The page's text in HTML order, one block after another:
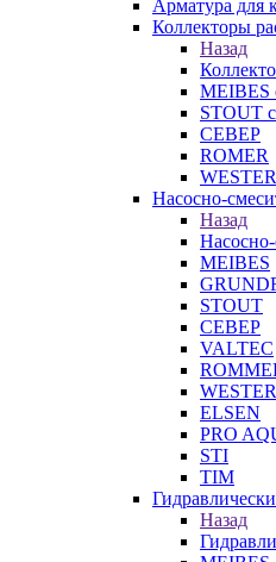
Арматура для
Коллекторы
Назад
MEIBES
STOUT
СЕВЕР
ROMER
WESTER
Насосно-
Назад
MEIBES
STOUT
СЕВЕР
VALTEC
WESTER
ELSEN
PRO
STI
TIM
Назад